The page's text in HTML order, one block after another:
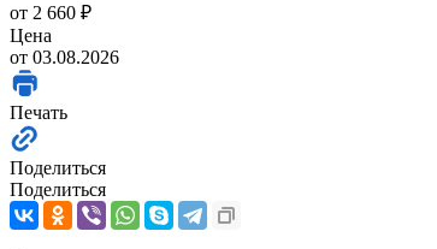
от 2 660 ₽
Цена
от 03.08.2026
Печать
Поделиться
Поделиться